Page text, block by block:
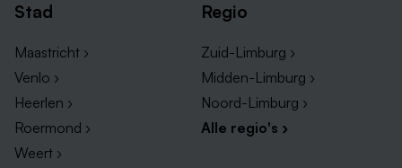
Stad
Maastricht ›
Venlo ›
Heerlen ›
Roermond ›
Weert ›
Regio
Zuid-Limburg ›
Midden-Limburg ›
Noord-Limburg ›
Alle regio's ›